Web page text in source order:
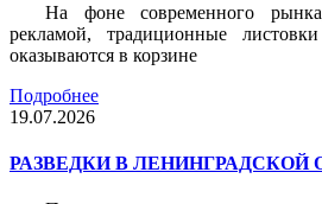
На фоне современного
рекламой, традиционные
оказываются в корзине
Подробнее
19.07.2026
РАЗВЕДКИ В ЛЕНИНГРАДСКОЙ